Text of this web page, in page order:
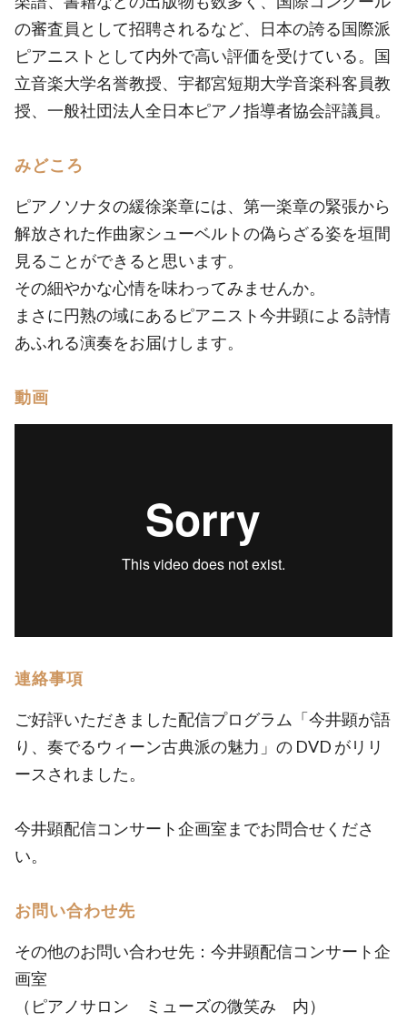
の審査員として招聘されるなど、日本の誇る国際派
ピアニストとして内外で高い評価を受けている。国
立音楽大学名誉教授、宇都宮短期大学音楽科客員教
授、一般社団法人全日本ピアノ指導者協会評議員。
みどころ
ピアノソナタの緩徐楽章には、第一楽章の緊張から
解放された作曲家シューベルトの偽らざる姿を垣間
見ることができると思います。
その細やかな心情を味わってみませんか。
まさに円熟の域にあるピアニスト今井顕による詩情
あふれる演奏をお届けします。
動画
連絡事項
ご好評いただきました配信プログラム「今井顕が語
り、奏でるウィーン古典派の魅力」の DVD がリリ
ースされました。
今井顕配信コンサート企画室までお問合せくださ
い。
お問い合わせ先
その他のお問い合わせ先：今井顕配信コンサート企
画室
（ピアノサロン ミューズの微笑み 内）